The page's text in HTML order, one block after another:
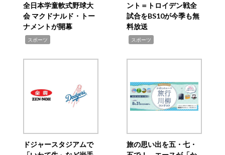
全日本学童軟式野球大
会 マクドナルド・トー
ナメントが開幕
スポーツ
ント＝トロイデン戦全
試合をBS10が今季も無
料放送
スポーツ
ドジャースタジアムで
旅の思い出を五・七・